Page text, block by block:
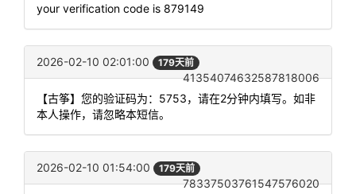
your verification code is 879149
2026-02-10 02:01:00 179天前
41354074632587818006
【古筝】您的验证码为：5753，请在2分钟内填写。如非
本人操作，请忽略本短信。
2026-02-10 01:54:00 179天前
78337503761547576020